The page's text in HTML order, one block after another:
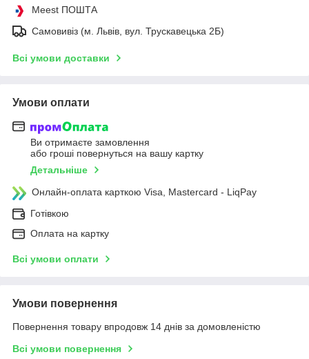
Meest ПОШТА
Самовивіз (м. Львів, вул. Трускавецька 2Б)
Всі умови доставки
Умови оплати
Ви отримаєте замовлення
або гроші повернуться на вашу картку
Детальніше
Онлайн-оплата карткою Visa, Mastercard - LiqPay
Готівкою
Оплата на картку
Всі умови оплати
Умови повернення
Повернення товару впродовж 14 днів за домовленістю
Всі умови повернення